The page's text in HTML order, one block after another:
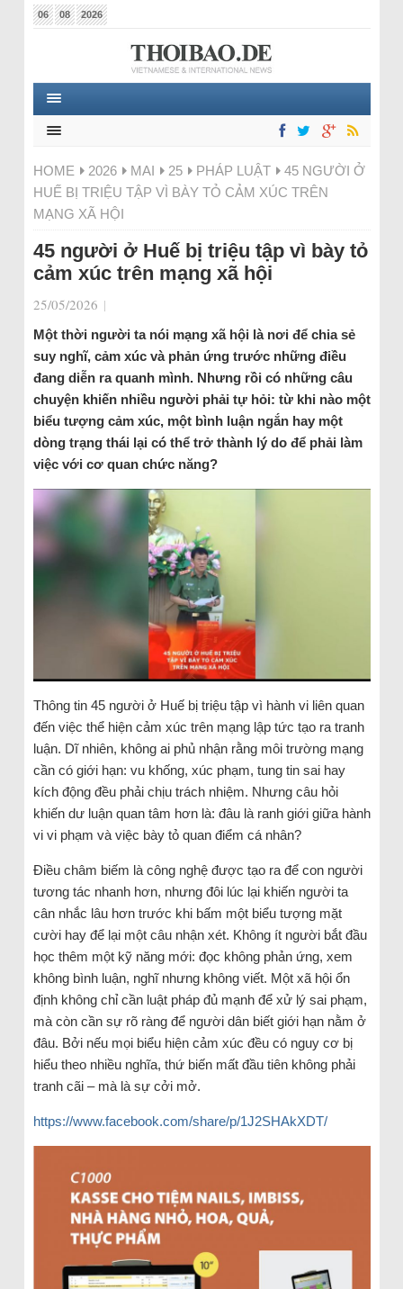
06 08 2026
HOME 2026 MAI 25 PHÁP LUẬT
45 NGƯỜI Ở
HUẾ BỊ TRIỆU TẬP VÌ BÀY TỎ CẢM XÚC TRÊN
MẠNG XÃ HỘI
45 người ở Huế bị triệu tập vì bày tỏ
cảm xúc trên mạng xã hội
25/05/2026 |
Một thời người ta nói mạng xã hội là nơi để chia sẻ
suy nghĩ, cảm xúc và phản ứng trước những điều
đang diễn ra quanh mình. Nhưng rồi có những câu
chuyện khiến nhiều người phải tự hỏi: từ khi nào một
biểu tượng cảm xúc, một bình luận ngắn hay một
dòng trạng thái lại có thể trở thành lý do để phải làm
việc với cơ quan chức năng?
Thông tin 45 người ở Huế bị triệu tập vì hành vi liên quan
đến việc thể hiện cảm xúc trên mạng lập tức tạo ra tranh
luận. Dĩ nhiên, không ai phủ nhận rằng môi trường mạng
cần có giới hạn: vu khống, xúc phạm, tung tin sai hay
kích động đều phải chịu trách nhiệm. Nhưng câu hỏi
khiến dư luận quan tâm hơn là: đâu là ranh giới giữa hành
vi vi phạm và việc bày tỏ quan điểm cá nhân?
Điều châm biếm là công nghệ được tạo ra để con người
tương tác nhanh hơn, nhưng đôi lúc lại khiến người ta
cân nhắc lâu hơn trước khi bấm một biểu tượng mặt
cười hay để lại một câu nhận xét. Không ít người bắt đầu
học thêm một kỹ năng mới: đọc không phản ứng, xem
không bình luận, nghĩ nhưng không viết. Một xã hội ổn
định không chỉ cần luật pháp đủ mạnh để xử lý sai phạm,
mà còn cần sự rõ ràng để người dân biết giới hạn nằm ở
đâu. Bởi nếu mọi biểu hiện cảm xúc đều có nguy cơ bị
hiểu theo nhiều nghĩa, thứ biến mất đầu tiên không phải
tranh cãi – mà là sự cởi mở.
https://www.facebook.com/share/p/1J2SHAkXDT/